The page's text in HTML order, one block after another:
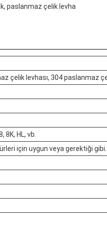
paslanmaz çelik levha
çelik levhası, 304 paslanmaz
8K, HL, vb.
için uygun veya gerektiği gibi.